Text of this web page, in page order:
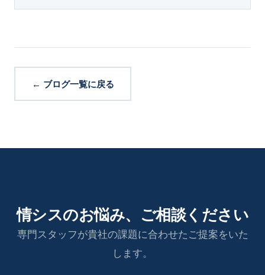
← ブログ一覧に戻る
情シスのお悩み、ご相談ください
専門スタッフが貴社の課題に合わせたご提案をいた
します。